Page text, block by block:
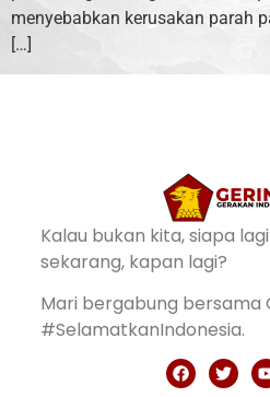
menyebabkan kerusakan parah
[…]
Kalau bukan kita, siapa
sekarang, kapan lagi?
Mari bergabung bersama
#SelamatkanIndonesia.